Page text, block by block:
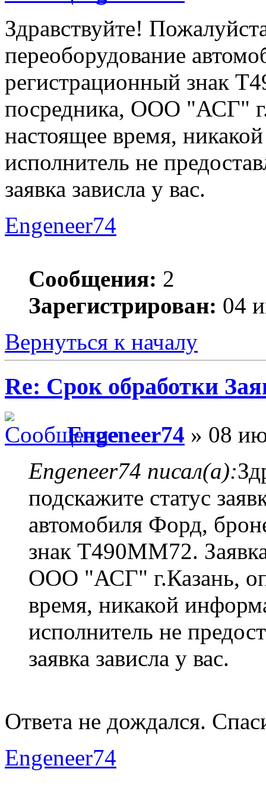
Здравствуйте!
переоборудование
регистрационный знак
посредника, ООО "АСГ"
настоящее время,
исполнитель не
заявка зависла у вас.
Engeneer74
Сообщения: 2
Зарегистрирован: 04
Вернуться к началу
Re: Срок обработки
Engeneer74 » 08
Engeneer74 писал(а):
подскажите статус
автомобиля Форд,
знак Т490ММ72.
ООО "АСГ" г.Казань,
время, никакой
исполнитель не
заявка зависла у вас.
Ответа не дождался.
Engeneer74